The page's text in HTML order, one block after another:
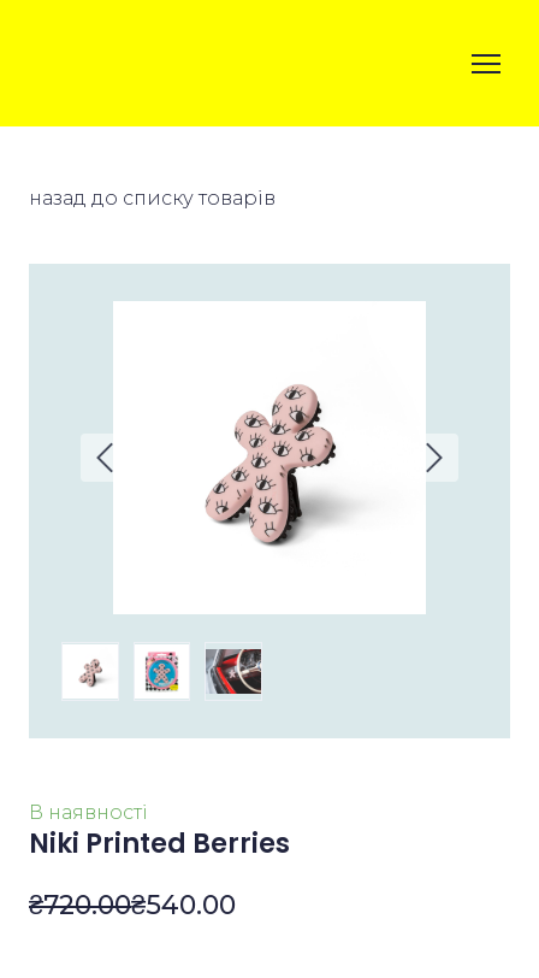
назад до списку товарів
В наявності
Niki Printed Berries
₴720.00₴540.00